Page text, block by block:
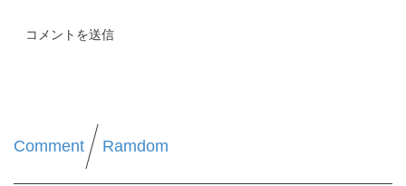
Comment Ramdom